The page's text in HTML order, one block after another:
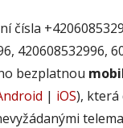
čísla
420608532996,
bezplatnou
| iOS), která